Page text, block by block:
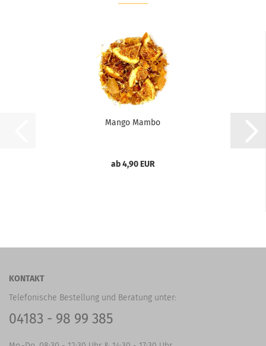
Mango Mambo
ab 4,90 EUR
KONTAKT
Telefonische Bestellung und Beratung unter:
04183 - 98 99 385